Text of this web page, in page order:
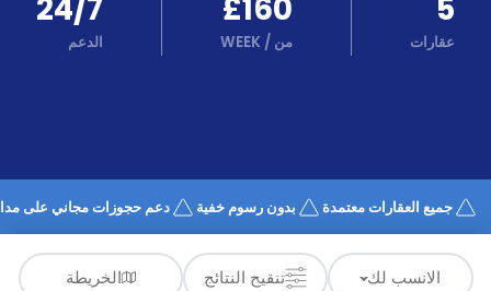
شريكا
الدعم
كيف
تعمل؟
الأسئلة
الشائعة
5
عقارات
£160
من /
WEEK
24/7
الدعم
جميع العقارات معتمدة بدون رسوم خفية دعم حجوزات مجاني على مدار
الانسب لك تنقيح النتائج الخريطة